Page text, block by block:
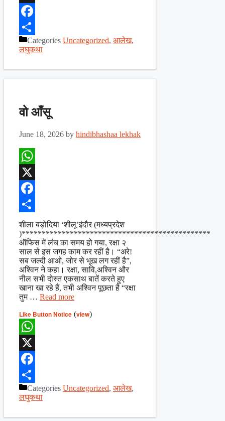
X
Facebook
ShareCategories Uncategorized, आलेख,
लघुकथा
वो आँसू
June 18, 2026 by hindibhashaa lekhak
WhatsApp
X
Facebook
Share
शीला बड़ोदिया ‘शीलू’इंदौर (मध्यप्रदेश
)***********************************************
ऑफिस में लंच का समय हो गया, रक्षा २
साल से इस जगह काम कर रहीं है। “अरे!
सब जल्दी आओ, जोर से भूख लग रहीं है”,
अश्विन ने कहा। रक्षा, सावि,अश्विन और
नील सभी दोस्त एकसाथ बातें करते हुए
खाना खा रहे हैं, तभी अश्विन पूछता है “रक्षा
तुम … Read more
Like Button Notice (view)
WhatsApp
X
Facebook
ShareCategories Uncategorized, आलेख,
लघुकथा